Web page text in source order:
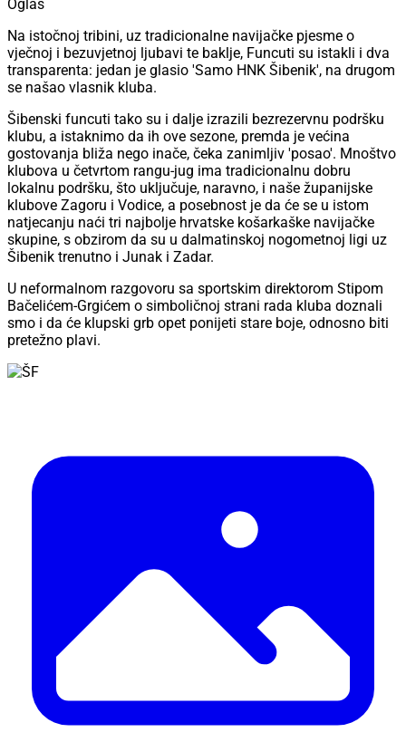
Oglas
Na istočnoj tribini, uz tradicionalne navijačke pjesme o
vječnoj i bezuvjetnoj ljubavi te baklje, Funcuti su istakli i dva
transparenta: jedan je glasio 'Samo HNK Šibenik', na drugom
se našao vlasnik kluba.
Šibenski funcuti tako su i dalje izrazili bezrezervnu podršku
klubu, a istaknimo da ih ove sezone, premda je većina
gostovanja bliža nego inače, čeka zanimljiv 'posao'. Mnoštvo
klubova u četvrtom rangu-jug ima tradicionalnu dobru
lokalnu podršku, što uključuje, naravno, i naše županijske
klubove Zagoru i Vodice, a posebnost je da će se u istom
natjecanju naći tri najbolje hrvatske košarkaške navijačke
skupine, s obzirom da su u dalmatinskoj nogometnoj ligi uz
Šibenik trenutno i Junak i Zadar.
U neformalnom razgovoru sa sportskim direktorom Stipom
Bačelićem-Grgićem o simboličnoj strani rada kluba doznali
smo i da će klupski grb opet ponijeti stare boje, odnosno biti
pretežno plavi.